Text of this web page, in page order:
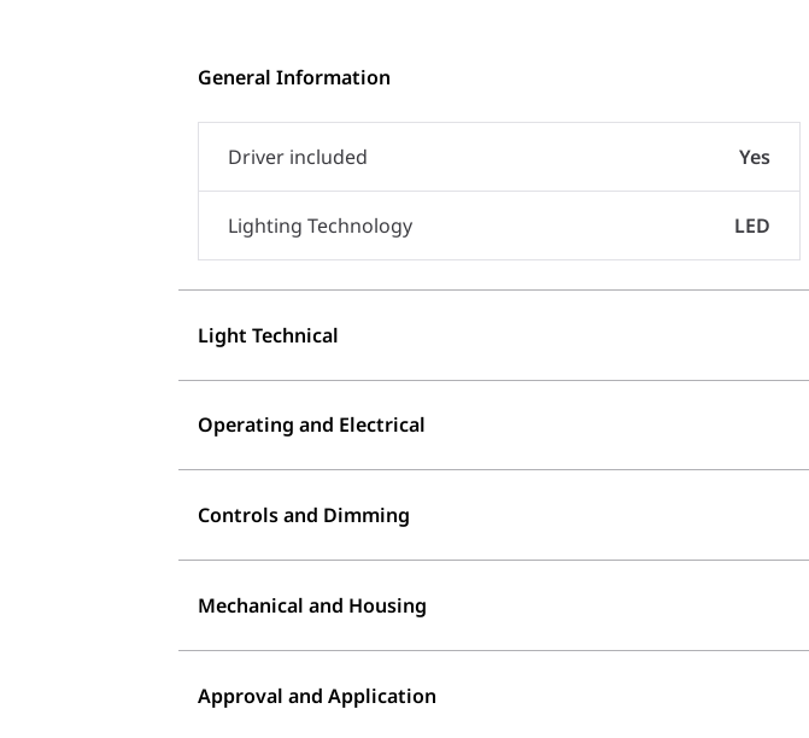
General Information
Driver included Yes
Lighting Technology LED
Light Technical
Operating and Electrical
Controls and Dimming
Mechanical and Housing
Approval and Application